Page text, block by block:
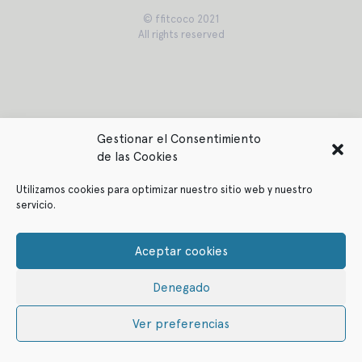
Gestionar el Consentimiento
de las Cookies
Utilizamos cookies para optimizar nuestro sitio web y nuestro
servicio.
Aceptar cookies
Denegado
Ver preferencias
© ffitcoco 2021
All rights reserved